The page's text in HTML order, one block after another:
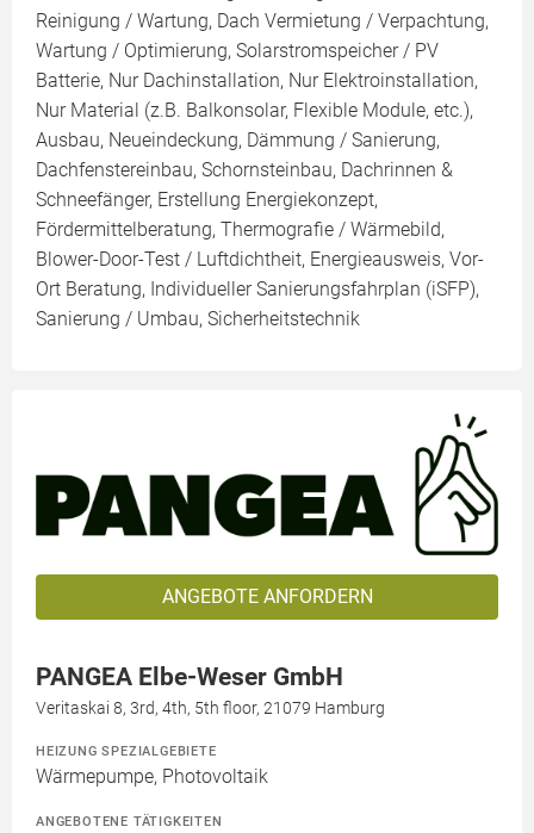
Reinigung / Wartung, Dach Vermietung / Verpachtung,
Wartung / Optimierung, Solarstromspeicher / PV
Batterie, Nur Dachinstallation, Nur Elektroinstallation,
Nur Material (z.B. Balkonsolar, Flexible Module, etc.),
Ausbau, Neueindeckung, Dämmung / Sanierung,
Dachfenstereinbau, Schornsteinbau, Dachrinnen &
Schneefänger, Erstellung Energiekonzept,
Fördermittelberatung, Thermografie / Wärmebild,
Blower-Door-Test / Luftdichtheit, Energieausweis, Vor-
Ort Beratung, Individueller Sanierungsfahrplan (iSFP),
Sanierung / Umbau, Sicherheitstechnik
ANGEBOTE ANFORDERN
PANGEA Elbe-Weser GmbH
Veritaskai 8, 3rd, 4th, 5th floor, 21079 Hamburg
HEIZUNG SPEZIALGEBIETE
Wärmepumpe, Photovoltaik
ANGEBOTENE TÄTIGKEITEN